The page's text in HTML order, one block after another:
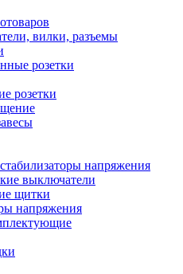
вилки, разъемы
розетки
розетки
напряжения
выключатели
щитки
напряжения